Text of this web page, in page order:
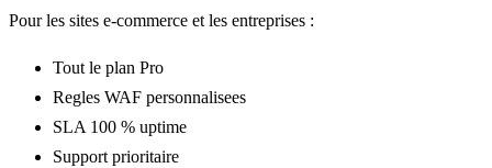
Pour les sites e-commerce et les entreprises :
Tout le plan Pro
Regles WAF personnalisees
SLA 100 % uptime
Support prioritaire